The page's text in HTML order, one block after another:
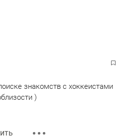
знакомств с хоккеистами
)